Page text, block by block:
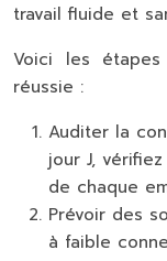
travail fluide et
Voici les étapes
réussie :
Auditer la
jour J,
de chaque
Prévoir des
à faible